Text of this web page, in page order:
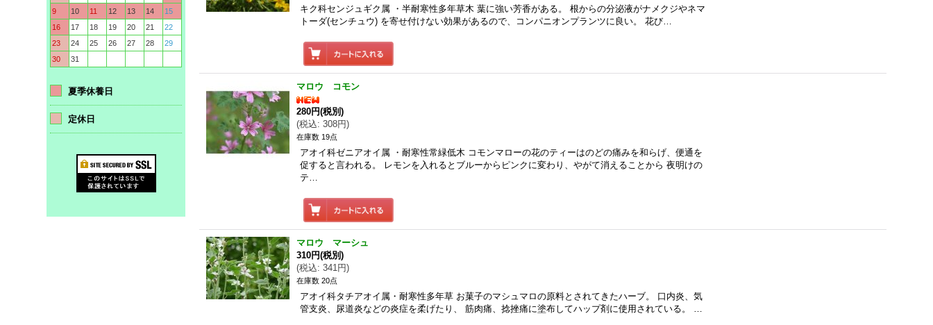
9
10 11 12 13 14
15
16
17 18 19 20 21
22
23
24 25 26 27 28
29
30
31
夏季休養日
定休日
キク科センジュギク属 ・半耐寒性多年草木 葉に強い芳香がある。 根からの分泌液がナメクジやネマ
トーダ(センチュウ) を寄せ付けない効果があるので、コンパニオンプランツに良い。 花び…
マロウ コモン
280円(税別)
(税込: 308円)
在庫数 19点
アオイ科ゼニアオイ属 ・耐寒性常緑低木 コモンマローの花のティーはのどの痛みを和らげ、便通を
促すると言われる。 レモンを入れるとブルーからピンクに変わり、やがて消えることから 夜明けの
テ…
マロウ マーシュ
310円(税別)
(税込: 341円)
在庫数 20点
アオイ科タチアオイ属・耐寒性多年草 お菓子のマシュマロの原料とされてきたハーブ。 口内炎、気
管支炎、尿道炎などの炎症を柔げたり、 筋肉痛、捻挫痛に塗布してハップ剤に使用されている。 …